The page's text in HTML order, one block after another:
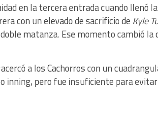
en la tercera entrada cuando llenó
con un elevado de sacrificio de Kyle
matanza. Ese momento cambió la
a los Cachorros con un
inning, pero fue insuficiente para